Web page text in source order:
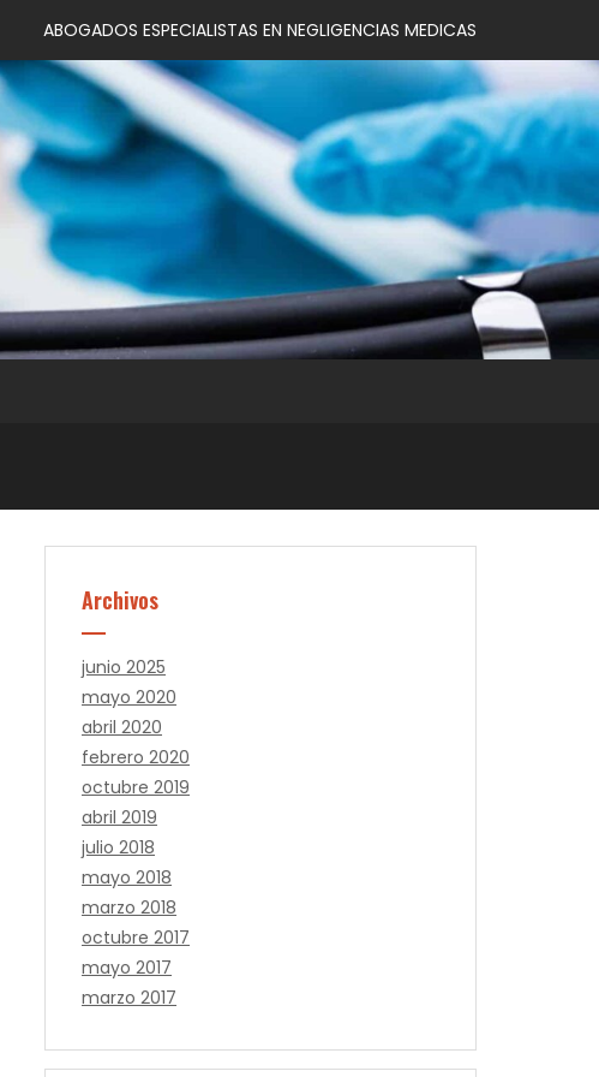
ABOGADOS ESPECIALISTAS EN NEGLIGENCIAS MEDICAS
Archivos
junio 2025
mayo 2020
abril 2020
febrero 2020
octubre 2019
abril 2019
julio 2018
mayo 2018
marzo 2018
octubre 2017
mayo 2017
marzo 2017